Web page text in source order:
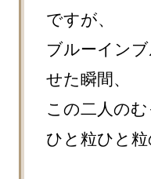
ですが、
ブルーイン
せた瞬間、
この二人の
ひと粒ひと